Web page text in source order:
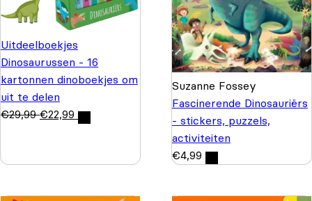
Uitdeelboekjes
Dinosaurussen - 16
kartonnen dinoboekjes om
uit te delen
€29,99 €22,99
Suzanne Fossey
Fascinerende Dinosauriërs
- stickers, puzzels,
activiteiten
€4,99